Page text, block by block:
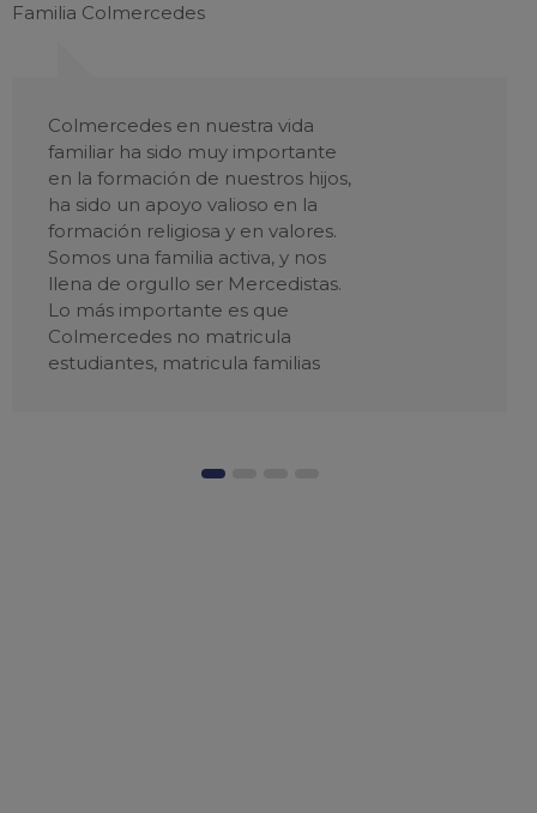
Familia Colmercedes
Colmercedes en nuestra vida
familiar ha sido muy importante
en la formación de nuestros hijos,
ha sido un apoyo valioso en la
formación religiosa y en valores.
Somos una familia activa, y nos
llena de orgullo ser Mercedistas.
Lo más importante es que
Colmercedes no matricula
estudiantes, matricula familias